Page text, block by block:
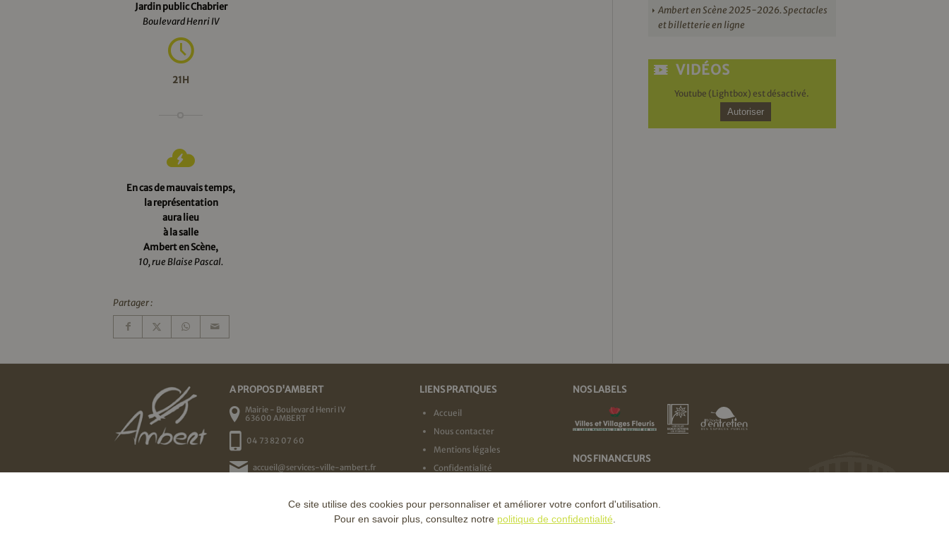
Jardin public Chabrier
Boulevard Henri IV
21H
En cas de mauvais temps,
la représentation
aura lieu
à la salle
Ambert en Scène,
10, rue Blaise Pascal.
Partager :
Ambert en Scène 2025-2026. Spectacles
et billetterie en ligne
VIDÉOS
Youtube (Lightbox) est désactivé.
Autoriser
A PROPOS D'AMBERT
Mairie - Boulevard Henri IV
63600 AMBERT
04 73 82 07 60
accueil@services-ville-ambert.fr
LIENS PRATIQUES
Accueil
Nous contacter
Mentions légales
Confidentialité
NOS LABELS
NOS FINANCEURS
Ce site utilise des cookies pour personnaliser et améliorer votre confort d'utilisation.
Pour en savoir plus, consultez notre politique de confidentialité